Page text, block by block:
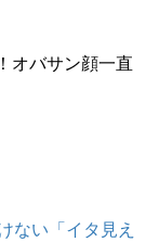
オバサン顔一直
ない「イタ見え